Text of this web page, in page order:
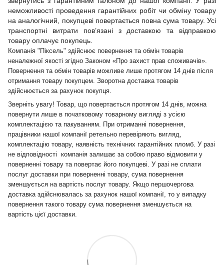
неможливості проведення гарантійних робіт чи обміну товару
на аналогічний, покупцеві повертається повна сума товару. Усі
транспортні витрати пов’язані з доставкою та відправкою
товару оплачує покупець.
Компанія "Піксель" здійснює повернення та обмін товарів
неналежної якості згідно Законом «Про захист прав споживачів».
Повернення та обмін товарів можливе лише протягом 14 днів після
отримання товару покупцем. Зворотна доставка товарів
здійснюється за рахунок покупця.
Зверніть увагу! Товар, що повертається протягом 14 днів, можна
повернути лише в початковому товарному вигляді з усією
комплектацією та пакуванням. При отриманні повернення,
працівники нашої компанії ретельно перевіряють вигляд,
комплектацію товару, наявність технічних гарантійних пломб. У разі
не відповідності компанія залишає за собою право відмовити у
поверненні товару та повертає його покупцеві. У разі не сплати
послуг доставки при поверненні товару, сума повернення
зменшується на вартість послуг товару. Якщо першочергова
доставка здійснювалась за рахунок нашої компанії, то у випадку
повернення такого товару сума повернення зменшується на
вартість цієї доставки.